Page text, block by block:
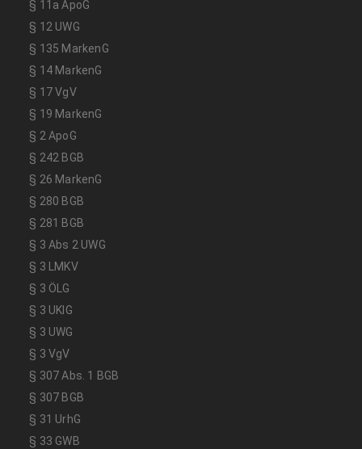
§ 11a ApoG
§ 12 UWG
§ 135 MarkenG
§ 14 MarkenG
§ 17 VgV
§ 19 MarkenG
§ 2 ApoG
§ 242 BGB
§ 26 MarkenG
§ 280 BGB
§ 281 BGB
§ 3 Abs 2 UWG
§ 3 LMKV
§ 3 ÖLG
§ 3 UKlG
§ 3 UWG
§ 3 VgV
§ 307 Abs. 1 BGB
§ 307 BGB
§ 31 UrhG
§ 33 GWB